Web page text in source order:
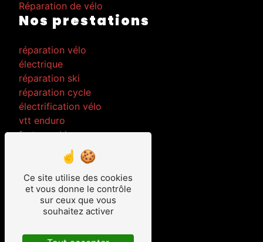
Réparation de vélo
Nos prestations
réparation vélo
électrique
réparation ski
réparation cycle
électrification vélo
vtt enduro
fartage ski
mise en électrique
location vélo
musculaire
location ski
location vélo
Ce site utilise des cookies
et vous donne le contrôle
sur ceux que vous
souhaitez activer